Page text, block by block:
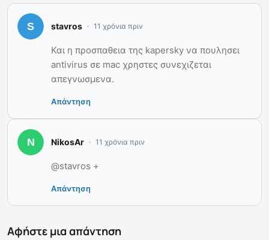
stavros 11 χρόνια πριν
Και η προσπαθεια της kapersky να πουλησει
antivirus σε mac χρηστες συνεχιζεται
απεγνωσμενα.
Απάντηση
NikosAr 11 χρόνια πριν
@stavros +
Απάντηση
Αφήστε μια απάντηση